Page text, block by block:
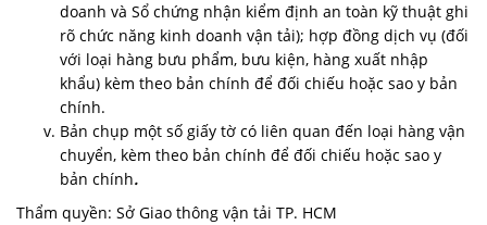
doanh và Sổ chứng nhận kiểm định an toàn kỹ thuật ghi
rõ chức năng kinh doanh vận tải); hợp đồng dịch vụ (đối
với loại hàng bưu phẩm, bưu kiện, hàng xuất nhập
khẩu) kèm theo bản chính để đối chiếu hoặc sao y bản
chính.
Bản chụp một số giấy tờ có liên quan đến loại hàng vận
chuyển, kèm theo bản chính để đối chiếu hoặc sao y
bản chính.
Thẩm quyền: Sở Giao thông vận tải TP. HCM